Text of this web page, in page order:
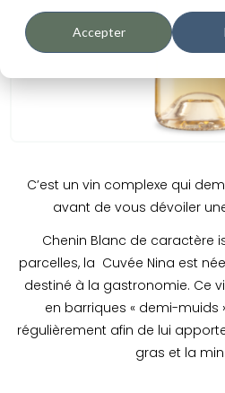
Accepter
C’est un vin complexe qui
avant de vous dévoiler
Chenin Blanc de caractère
parcelles, la Cuvée Nina est
destiné à la gastronomie. Ce
en barriques « demi-muids
régulièrement afin de lui
gras et la